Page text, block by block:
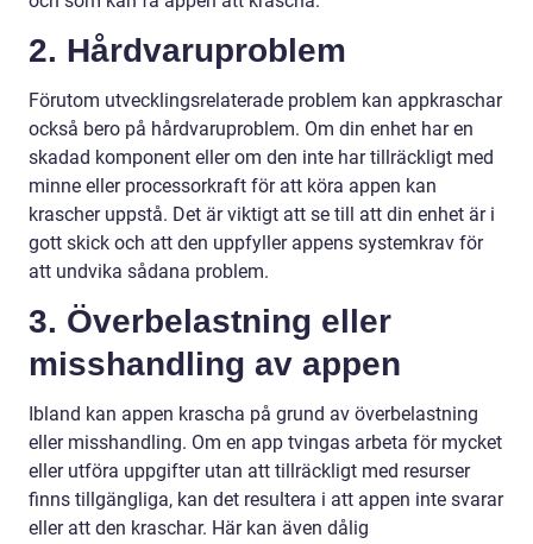
2. Hårdvaruproblem
Förutom utvecklingsrelaterade problem kan appkraschar
också bero på hårdvaruproblem. Om din enhet har en
skadad komponent eller om den inte har tillräckligt med
minne eller processorkraft för att köra appen kan
krascher uppstå. Det är viktigt att se till att din enhet är i
gott skick och att den uppfyller appens systemkrav för
att undvika sådana problem.
3. Överbelastning eller
misshandling av appen
Ibland kan appen krascha på grund av överbelastning
eller misshandling. Om en app tvingas arbeta för mycket
eller utföra uppgifter utan att tillräckligt med resurser
finns tillgängliga, kan det resultera i att appen inte svarar
eller att den kraschar. Här kan även dålig